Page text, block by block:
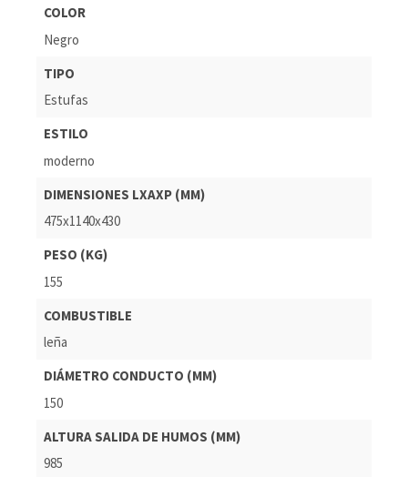
COLOR
Negro
TIPO
Estufas
ESTILO
moderno
DIMENSIONES LXAXP (MM)
475x1140x430
PESO (KG)
155
COMBUSTIBLE
leña
DIÁMETRO CONDUCTO (MM)
150
ALTURA SALIDA DE HUMOS (MM)
985